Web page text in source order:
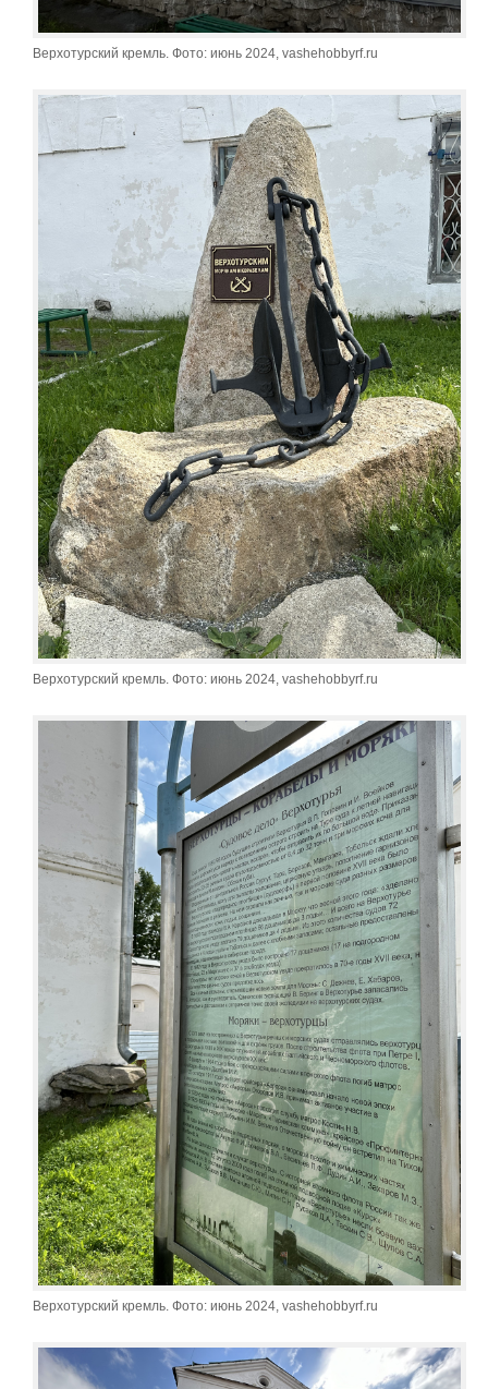
Верхотурский кремль. Фото: июнь 2024, vashehobbyrf.ru
Верхотурский кремль. Фото: июнь 2024, vashehobbyrf.ru
Верхотурский кремль. Фото: июнь 2024, vashehobbyrf.ru